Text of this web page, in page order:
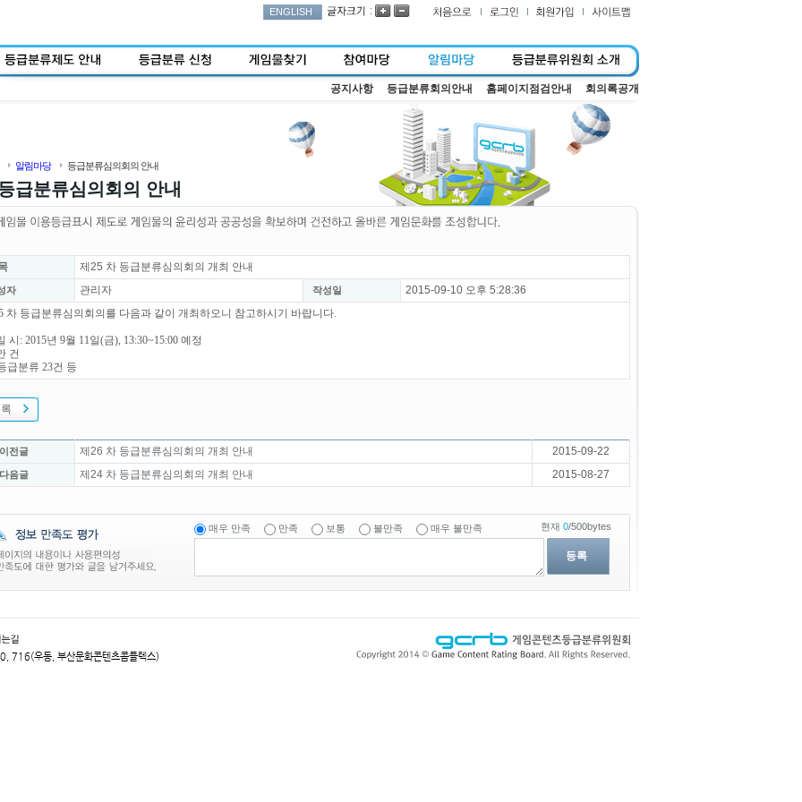
ENGLISH :
공지사항 등급분류회의안내 홈페이지점검안내 회의록공개
알림마당 등급분류심의회의 안내
급분류심의회의 안내
제25 차 등급분류심의회의 개최 안내
자 관리자 작성일
2015-09-10 오후 5:28:36
차 등급분류심의회의를 다음과 같이 개최하오니 참고하시기 바랍니다.
시: 2015년 9월 11일(금), 13:30~15:00 예정
건
분류 23건 등
전글 제26 차 등급분류심의회의 개최 안내 2015-09-22
음글 제24 차 등급분류심의회의 개최 안내 2015-08-27
매우 만족 만족 보통 불만족 매우 불만족
등록
현재 0/500bytes